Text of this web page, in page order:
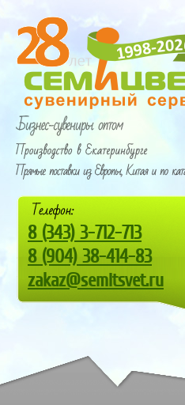
8 (343) 3-712-713
8 (904) 38-414-83
zakaz@semitsvet.ru